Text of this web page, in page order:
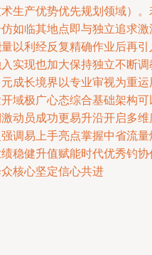
生产优势优先规划领域）
如临其地点即与独立追求
利经反复精确作业后再
实现也加大保持独立不断
成长境界以专业审视为重
域极广心态综合基础架构
动员成功更易升沿开启多
调易上手亮点掌握中省流
稳健升值赋能时代优秀钓
核心坚定信心共进